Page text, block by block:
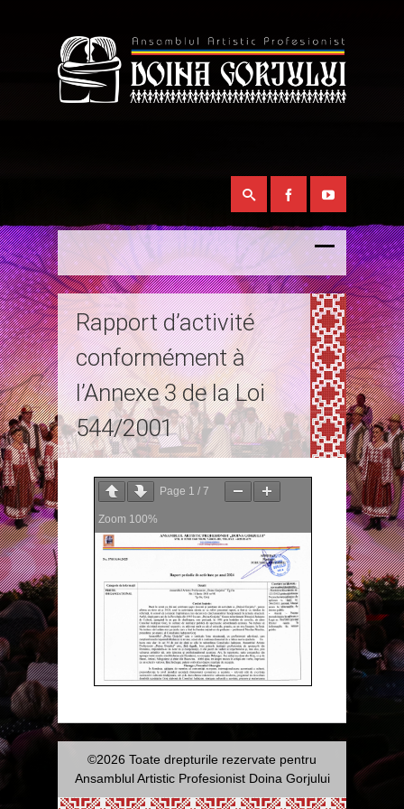
Rapport d’activité
conformément à
l’Annexe 3 de la Loi
544/2001
Page 1 / 7
Zoom 100%
©2026 Toate drepturile rezervate pentru
Ansamblul Artistic Profesionist Doina Gorjului